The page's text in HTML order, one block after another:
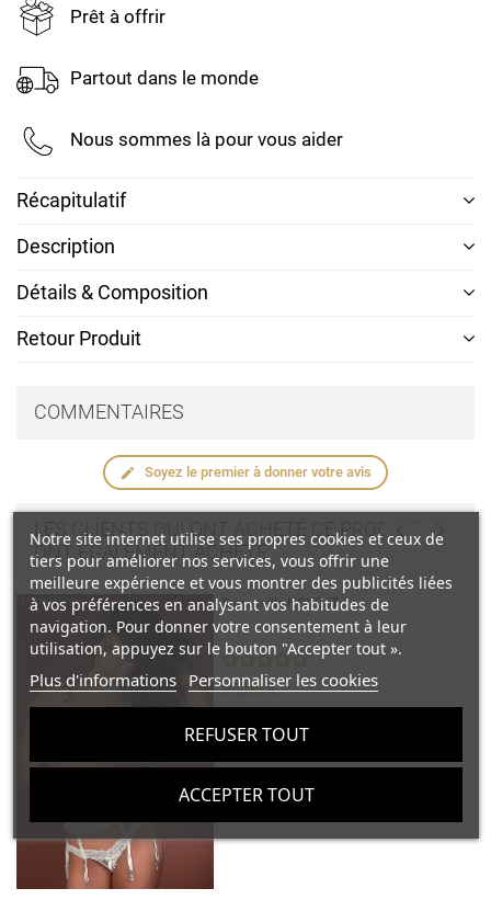
Prêt à offrir
Partout dans le monde
Nous sommes là pour vous aider
Récapitulatif
Description
Détails & Composition
Retour Produit
COMMENTAIRES
edit Soyez le premier à donner votre avis
LES CLIENTS QUI ONT ACHETÉ CE PRODUIT,
ONT ÉGALEMENT ACHETÉ :
Caches bouts de seins BALANCE
37,90 €
Ajouter à ma liste d'envies
Créer une nouvelle liste
Créer une liste d'envies
Nom de la liste d'envies
Connexion
Vous devez être connecté pour ajouter des produits à votre liste
d'envies.
Connexion
Notre site internet utilise ses propres cookies et ceux de
tiers pour améliorer nos services, vous offrir une
meilleure expérience et vous montrer des publicités liées
à vos préférences en analysant vos habitudes de
navigation. Pour donner votre consentement à leur
utilisation, appuyez sur le bouton "Accepter tout ».
Plus d'informations Personnaliser les cookies
REFUSER TOUT
ACCEPTER TOUT